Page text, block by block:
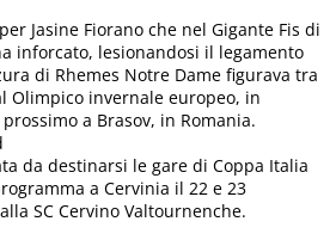
Jasine Fiorano che nel Gigante Fis di
inforcato, lesionandosi il legamento
di Rhemes Notre Dame figurava tra
Olimpico invernale europeo, in
a Brasov, in Romania.
da destinarsi le gare di Coppa Italia
a Cervinia il 22 e 23
SC Cervino Valtournenche.